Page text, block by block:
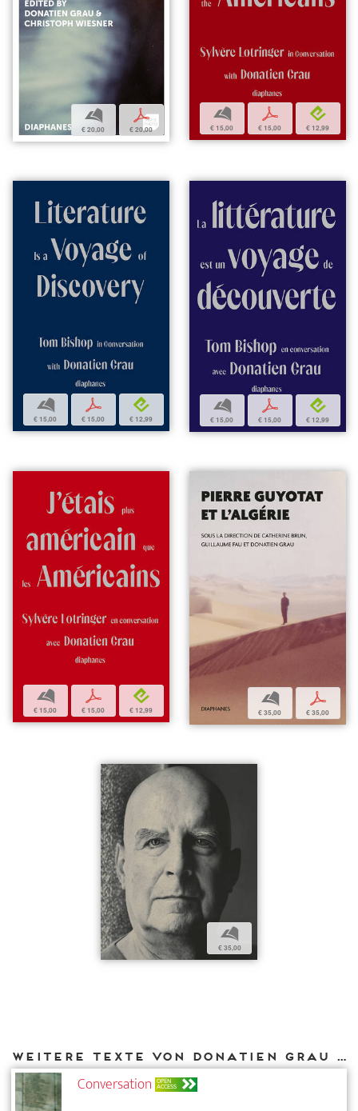
b
€ 20,00
p
€ 20,00
b
€ 15,00
p
€ 15,00
e
€ 12,99
b
€ 15,00
p
€ 15,00
e
€ 12,99
b
€ 15,00
p
€ 15,00
e
€ 12,99
b
€ 15,00
p
€ 15,00
e
€ 12,99
b
€ 35,00
p
€ 35,00
b
€ 35,00
Weitere Texte von Donatien Grau bei DIAPHANES
Conversation OPEN
ACCESS